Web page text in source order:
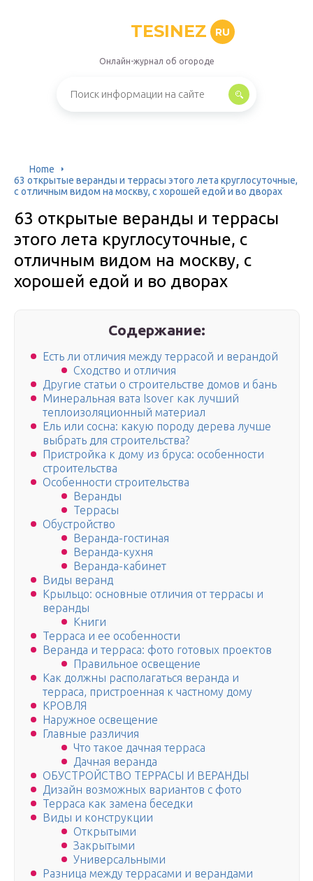
TESINEZ RU
Онлайн-журнал об огороде
Home
63 открытые веранды и террасы этого лета круглосуточные,
с отличным видом на москву, с хорошей едой и во дворах
63 открытые веранды и террасы
этого лета круглосуточные, с
отличным видом на москву, с
хорошей едой и во дворах
Содержание:
Есть ли отличия между террасой и верандой
Сходство и отличия
Другие статьи о строительстве домов и бань
Минеральная вата Isover как лучший
теплоизоляционный материал
Ель или сосна: какую породу дерева лучше
выбрать для строительства?
Пристройка к дому из бруса: особенности
строительства
Особенности строительства
Веранды
Террасы
Обустройство
Веранда-гостиная
Веранда-кухня
Веранда-кабинет
Виды веранд
Крыльцо: основные отличия от террасы и
веранды
Книги
Терраса и ее особенности
Веранда и терраса: фото готовых проектов
Правильное освещение
Как должны располагаться веранда и
терраса, пристроенная к частному дому
КРОВЛЯ
Наружное освещение
Главные различия
Что такое дачная терраса
Дачная веранда
ОБУСТРОЙСТВО ТЕРРАСЫ И ВЕРАНДЫ
Дизайн возможных вариантов с фото
Терраса как замена беседки
Виды и конструкции
Открытыми
Закрытыми
Универсальными
Разница между террасами и верандами